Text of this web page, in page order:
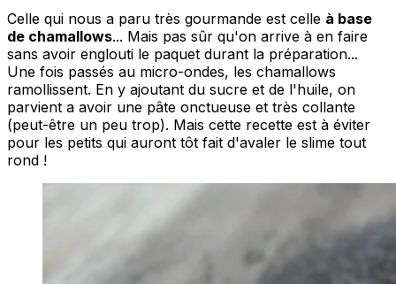
Celle qui nous a paru très gourmande est celle à base
de chamallows... Mais pas sûr qu'on arrive à en faire
sans avoir englouti le paquet durant la préparation...
Une fois passés au micro-ondes, les chamallows
ramollissent. En y ajoutant du sucre et de l'huile, on
parvient a avoir une pâte onctueuse et très collante
(peut-être un peu trop). Mais cette recette est à éviter
pour les petits qui auront tôt fait d'avaler le slime tout
rond !